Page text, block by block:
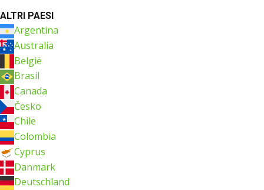
ALTRI PAESI
Argentina
Australia
België
Brasil
Canada
Česko
Chile
Colombia
Cyprus
Danmark
Deutschland